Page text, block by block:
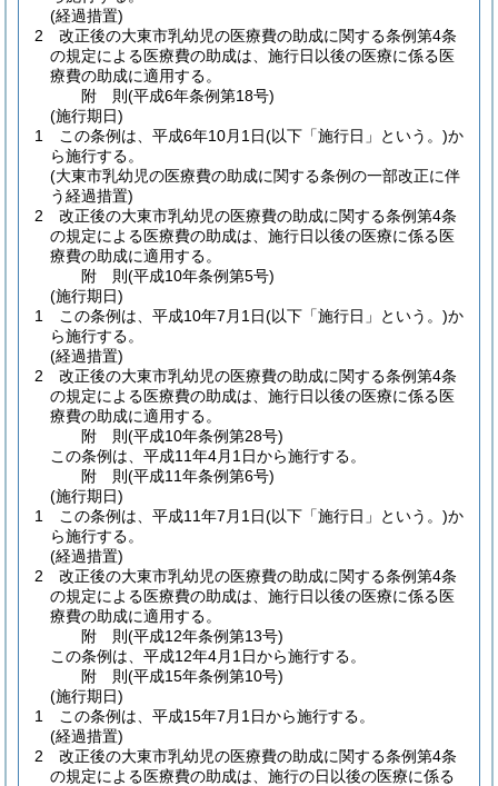
(経過措置)
2
改正後の大東市乳幼児の医療費の助成に関する条例第4条
の規定による医療費の助成は、施行日以後の医療に係る医
療費の助成に適用する。
附 則(平成6年条例第18号)
(施行期日)
1
この条例は、平成6年10月1日(以下「施行日」という。)か
ら施行する。
(大東市乳幼児の医療費の助成に関する条例の一部改正に伴
う経過措置)
2
改正後の大東市乳幼児の医療費の助成に関する条例第4条
の規定による医療費の助成は、施行日以後の医療に係る医
療費の助成に適用する。
附 則(平成10年条例第5号)
(施行期日)
1
この条例は、平成10年7月1日(以下「施行日」という。)か
ら施行する。
(経過措置)
2
改正後の大東市乳幼児の医療費の助成に関する条例第4条
の規定による医療費の助成は、施行日以後の医療に係る医
療費の助成に適用する。
附 則(平成10年条例第28号)
この条例は、平成11年4月1日から施行する。
附 則(平成11年条例第6号)
(施行期日)
1
この条例は、平成11年7月1日(以下「施行日」という。)か
ら施行する。
(経過措置)
2
改正後の大東市乳幼児の医療費の助成に関する条例第4条
の規定による医療費の助成は、施行日以後の医療に係る医
療費の助成に適用する。
附 則(平成12年条例第13号)
この条例は、平成12年4月1日から施行する。
附 則(平成15年条例第10号)
(施行期日)
1
この条例は、平成15年7月1日から施行する。
(経過措置)
2
改正後の大東市乳幼児の医療費の助成に関する条例第4条
の規定による医療費の助成は、施行の日以後の医療に係る